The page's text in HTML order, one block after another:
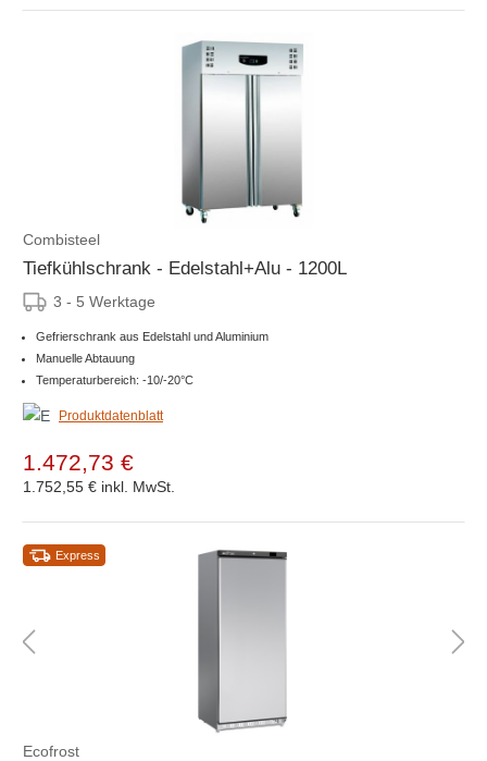
Combisteel
Tiefkühlschrank - Edelstahl+Alu - 1200L
3 - 5 Werktage
Gefrierschrank aus Edelstahl und Aluminium
Manuelle Abtauung
Temperaturbereich: -10/-20°C
Produktdatenblatt
1.472,73 €
1.752,55 € inkl. MwSt.
Express
Ecofrost